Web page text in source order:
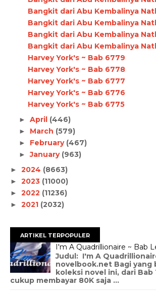
Bangkit dari Abu Kembalinya
Bangkit dari Abu Kembalinya
Bangkit dari Abu Kembalinya
Bangkit dari Abu Kembalinya
Harvey York's ~ Bab 6779
Harvey York's ~ Bab 6778
Harvey York's ~ Bab 6777
Harvey York's ~ Bab 6776
Harvey York's ~ Bab 6775
► April (446)
► March (579)
► February (467)
►January (963)
► 2024 (8663)
► 2023 (11000)
► 2022 (11236)
► 2021 (2032)
ARTIKEL TERPOPULER
I'm A Quadrillionaire ~ Bab
Judul: I'm A
novelbook.net Bagi yang
koleksi novel ini, dari Bab
cukup membayar 80K saja ...